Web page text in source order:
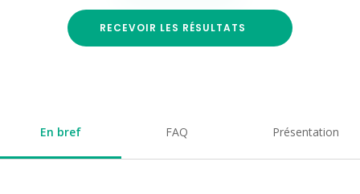
RECEVOIR LES RÉSULTATS
En bref FAQ Présentation